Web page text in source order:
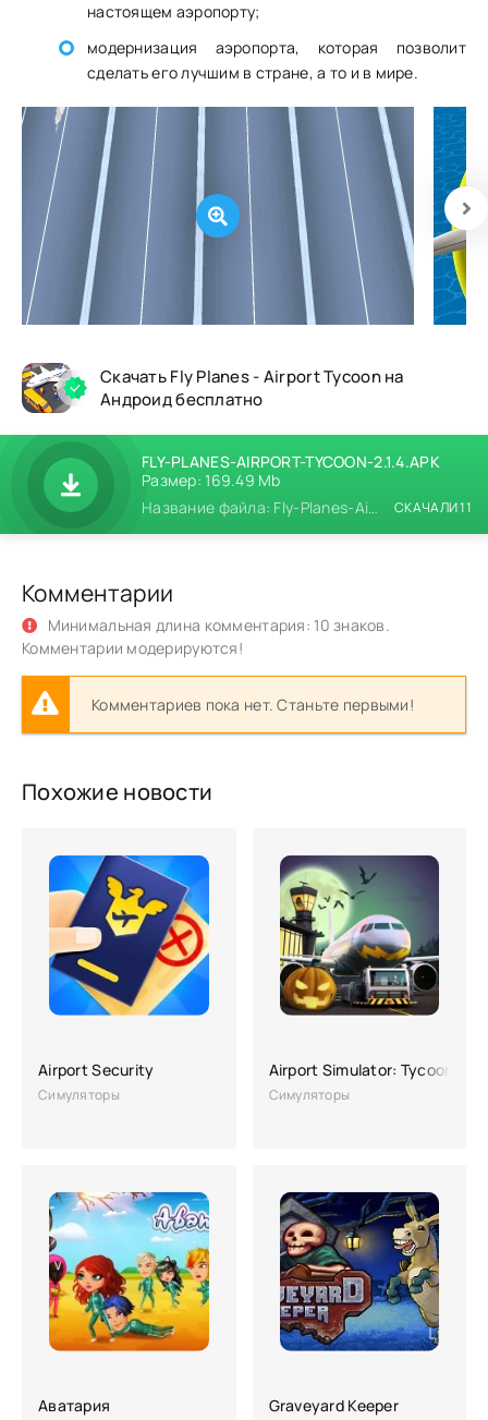
настоящем аэропорту;
модернизация аэропорта, которая позволит
сделать его лучшим в стране, а то и в мире.
Скачать Fly Planes - Airport Tycoon на
Андроид бесплатно
FLY-PLANES-AIRPORT-TYCOON-2.1.4.APK
Размер: 169.49 Mb
Название файла: Fly-Planes-Airport-Tycoon-2.1.4.apk
СКАЧАЛИ 11
Комментарии
Минимальная длина комментария: 10 знаков.
Комментарии модерируются!
Комментариев пока нет. Станьте первыми!
Похожие новости
Airport Security
Симуляторы
Airport Simulator: Tycoon City
Симуляторы
Аватария Graveyard Keeper